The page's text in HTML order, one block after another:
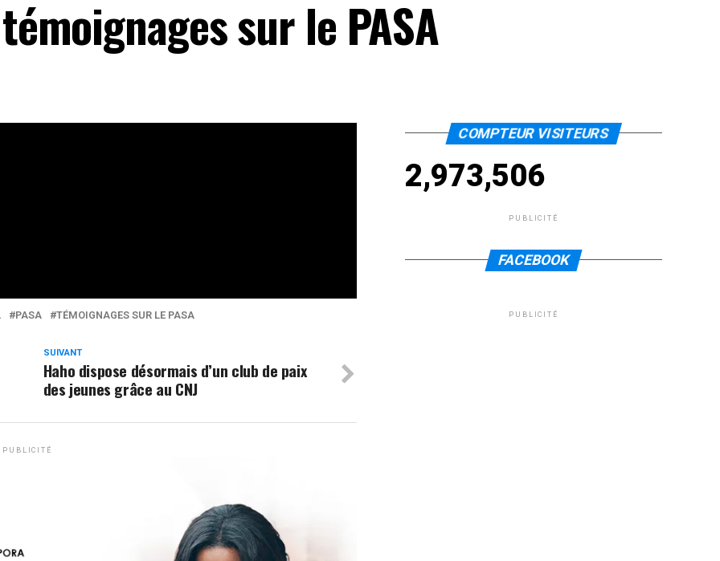
sur le PASA
PASA TÉMOIGNAGES SUR LE PASA
SUIVANT
Haho dispose désormais d’un club de paix
des jeunes grâce au CNJ
PUBLICITÉ
COMPTEUR VISITEURS
2,973,506
PUBLICITÉ
FACEBOOK
PUBLICITÉ